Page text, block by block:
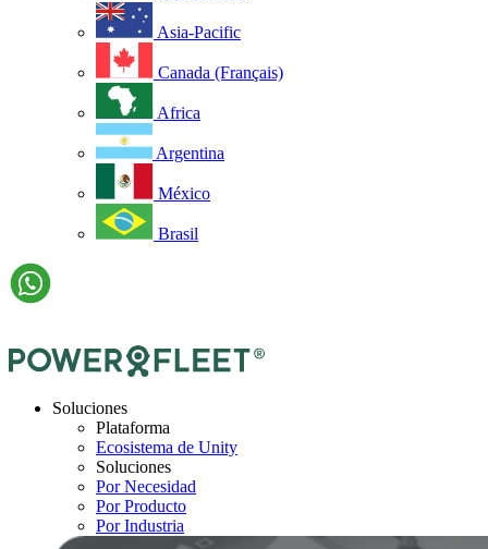
Asia-Pacific
Canada (Français)
Africa
Argentina
México
Brasil
Soluciones
Plataforma
Ecosistema de Unity
Soluciones
Por Necesidad
Por Producto
Por Industria